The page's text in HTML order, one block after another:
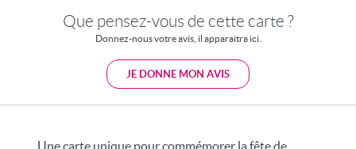
Que pensez-vous de cette carte ?
Donnez-nous votre avis, il apparaitra ici.
JE DONNE MON AVIS
Une carte unique pour commémorer la fête de